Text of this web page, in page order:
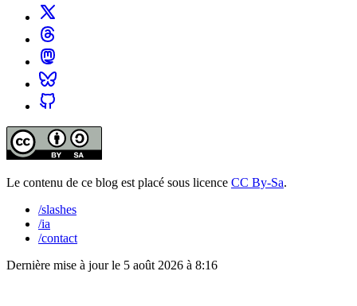
Le contenu de ce blog est placé sous licence CC By-Sa.
/slashes
/ia
/contact
Dernière mise à jour le 5 août 2026 à 8:16